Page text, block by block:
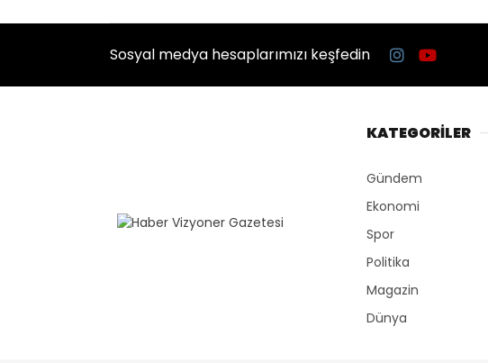
Sosyal medya hesaplarımızı keşfedin
KATEGORİLER
Gündem
Ekonomi
Spor
Politika
Magazin
Dünya